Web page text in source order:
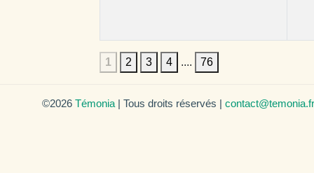
1 2 3 4 .... 76
©2026 Témonia | Tous droits réservés | contact@temonia.fr